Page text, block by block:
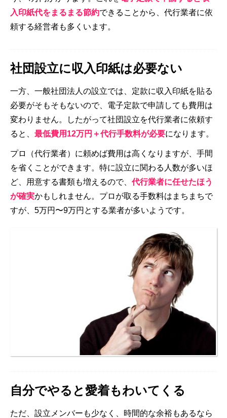
入印紙代をまるまる節約できることから、代行業者に依
頼する経営者も多くいます。
社団設立に収入印紙は必要ない
一方、一般社団法人の設立では、定款に収入印紙を貼る
必要がそもそもないので、電子定款で申請しても費用は
変わりません。したがって社団設立を代行業者に依頼す
ると、 最低費用12万円＋代行手数料が必要になります。
プロ（代行業者）に頼めば費用は高くなりますが、手間
を省くことができます。特に設立に関わる人数が多いほ
ど、用意する書類も増えるので、 代行業者に任せたほう
が確実かもしれません。プロが取る手数料はまちまちで
すが、5万円〜9万円とする業者が多いようです。
自分でやると愛着もわいてくる
ただ、設立メンバーも少なく、時間的な余裕もあるなら